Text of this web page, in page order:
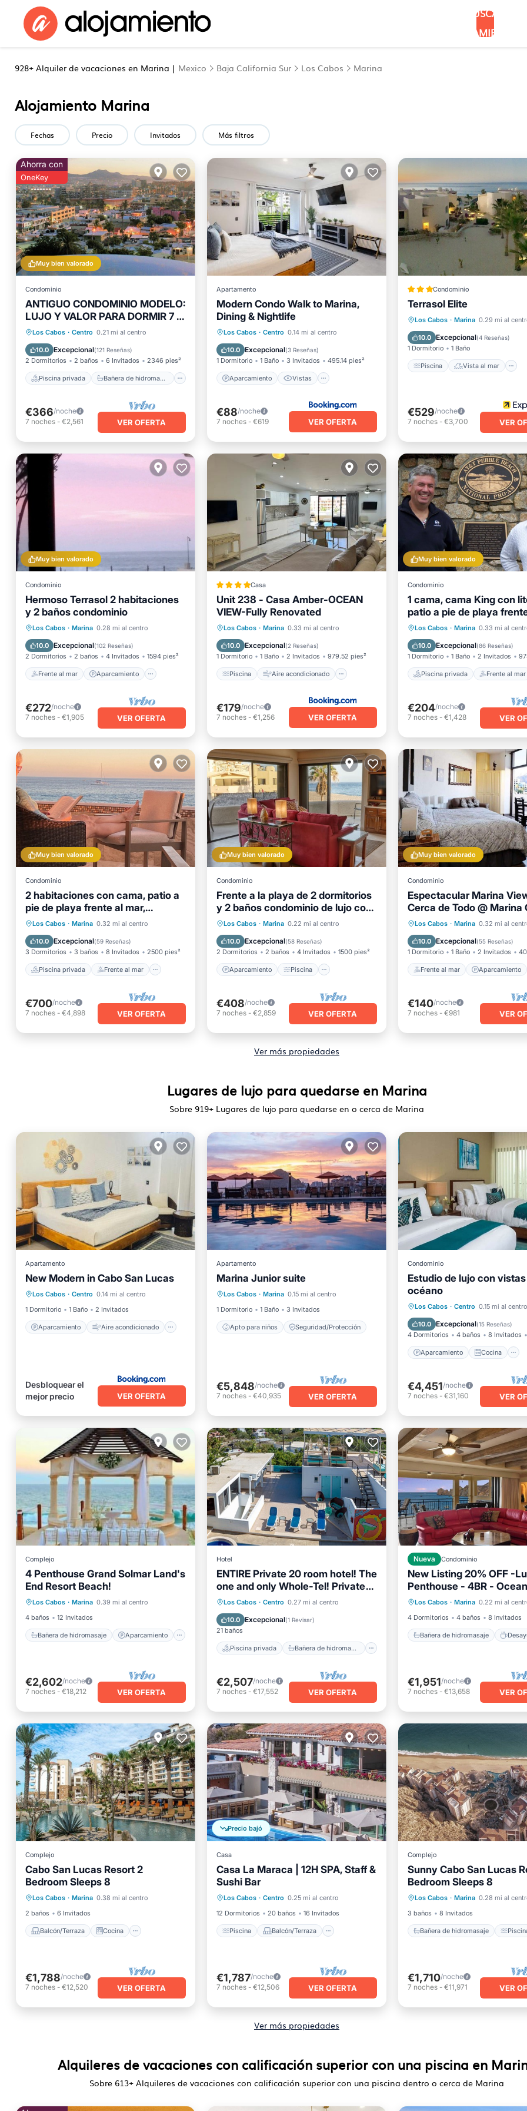
BUSCAR
ALOJAMIENTOS
928+ Alquiler de vacaciones en Marina | Mexico Baja California Sur Los Cabos Marina
Alojamiento Marina
Fechas Precio Invitados Más filtros
Muy bien valorado
Ahorra con
OneKey
Condominio
ANTIGUO CONDOMINIO MODELO:
LUJO Y VALOR PARA DORMIR 7 -
¡CAMINA POR TODAS PARTES!
Los Cabos · Centro 0.21 mi al centro
10.0 Excepcional(121 Reseñas)
2 Dormitorios 2 baños 6 Invitados 2346 pies²
Piscina privada Bañera de hidromasaje
Piscina privada
Bañera de hidromasaje
Desayuno
Aparcamiento
€366/noche
7 noches - €2,561 VER OFERTA
Apartamento
Modern Condo Walk to Marina,
Dining & Nightlife
Los Cabos · Centro 0.14 mi al centro
10.0 Excepcional(3 Reseñas)
1 Dormitorio 1 Baño 3 Invitados 495.14 pies²
Aparcamiento Vistas
Aparcamiento
Vistas
Aire acondicionado
€88/noche
7 noches- €619 VER OFERTA
Condominio
Terrasol Elite
Los Cabos · Marina 0.29 mi al
10.0 Excepcional(4 Reseñas)
1 Dormitorio 1 Baño
Piscina Vista al mar
Piscina
Vista al mar
Balcón/Terraza
Vistas
€529/noche
7 noches- €3,700 VER
Muy bien valorado
Condominio
Hermoso Terrasol 2 habitaciones
y 2 baños condominio
Los Cabos · Marina 0.28 mi al centro
10.0 Excepcional(102 Reseñas)
2 Dormitorios 2 baños 4 Invitados 1594 pies²
Frente al mar Aparcamiento
Frente al mar
Aparcamiento
Piscina
Vista al mar
€272/noche
7 noches - €1,905 VER OFERTA
Casa
Unit 238 - Casa Amber-OCEAN
VIEW-Fully Renovated
Los Cabos · Marina 0.33 mi al centro
10.0 Excepcional(2 Reseñas)
1 Dormitorio 1 Baño 2 Invitados 979.52 pies²
Piscina Aire acondicionado
Piscina
Aire acondicionado
Internet
Apto para niños
€179/noche
7 noches- €1,256 VER OFERTA
Muy bien valorado
Condominio
1 cama, cama King con
patio a pie de playa
recientemente renovado
Los Cabos · Marina 0.33 mi al
10.0 Excepcional(86 Reseñas)
1 Dormitorio 1 Baño 2 Invitados
Piscina privada Frente al mar
Piscina privada
Frente al
Aparcamiento
Piscina
€204/noche
7 noches- €1,428 VER
Muy bien valorado
Condominio
2 habitaciones con cama, patio a
pie de playa frente al mar,
recientemente renovado.
Los Cabos · Marina 0.32 mi al centro
10.0 Excepcional(59 Reseñas)
3 Dormitorios 3 baños 8 Invitados 2500 pies²
Piscina privada Frente al mar
Piscina privada
Frente al mar
Aparcamiento
Piscina
€700/noche
7 noches - €4,898 VER OFERTA
Muy bien valorado
Condominio
Frente a la playa de 2 dormitorios
y 2 baños condominio de lujo con
impresionantes vistas. (Nuevo
listado)
Los Cabos · Marina 0.22 mi al centro
10.0 Excepcional(58 Reseñas)
2 Dormitorios 2 baños 4 Invitados 1500 pies²
Aparcamiento Piscina
Aparcamiento
Piscina
Vista al mar
Balcón/Terraza
€408/noche
7 noches- €2,859 VER OFERTA
Muy bien valorado
Condominio
Espectacular Marina
Cerca de Todo @ Marina
Plaza - WIFI
Los Cabos · Marina 0.32 mi al
10.0 Excepcional(55 Reseñas)
1 Dormitorio 1 Baño 2 Invitados
Frente al mar Aparcamiento
Frente al mar
Piscina
Vista al mar
€140/noche
7 noches- €981 VER
Ver más propiedades
Lugares de lujo para quedarse en Marina
Sobre 919+ Lugares de lujo para quedarse en o cerca de Marina
Apartamento
New Modern in Cabo San Lucas
Los Cabos · Centro 0.14 mi al centro
1 Dormitorio
1 Baño 2 Invitados
Aparcamiento Aire acondicionado
Aparcamiento
Aire acondicionado
Internet
Apto para niños
Desbloquear el
mejor precio
VER OFERTA
Apartamento
Marina Junior suite
Los Cabos · Marina 0.15 mi al centro
1 Dormitorio
1 Baño 3 Invitados
Apto para niños Seguridad/Protección
Apto para niños
Seguridad/Protección
€5,848/noche
7 noches- €40,935 VER OFERTA
Condominio
Estudio de lujo con
océano
Los Cabos · Centro 0.15 mi al centro
10.0 Excepcional(15 Reseñas)
4 Dormitorios 4 baños 8 Invitados
Aparcamiento Cocina
Aparcamiento
Cocina
Aire acondicionado
€4,451/noche
7 noches- €31,160 VER
Complejo
4 Penthouse Grand Solmar Land's
End Resort Beach!
Los Cabos · Marina 0.39 mi al centro
4 baños
12 Invitados
Bañera de hidromasaje Aparcamiento
Bañera de hidromasaje
Aparcamiento
Piscina
Balcón/Terraza
€2,602/noche
7 noches - €18,212 VER OFERTA
Hotel
ENTIRE Private 20 room hotel! The
one and only Whole-Tel! Private
for your group
Los Cabos · Centro 0.27 mi al centro
10.0 Excepcional(1 Revisar)
21 baños
Piscina privada Bañera de hidromasaje
Piscina privada
Bañera de hidromasaje
Aparcamiento
Piscina
€2,507/noche
7 noches- €17,552 VER OFERTA
Nueva Condominio
New Listing 20% OFF -
Penthouse - 4BR -
Medano Beach
Los Cabos · Marina 0.22 mi al
4 Dormitorios
4 baños 8 Invitados
Bañera de hidromasaje
Bañera de hidromasaje
Aparcamiento
Piscina
€1,951/noche
7 noches- €13,658 VER
Complejo
Cabo San Lucas Resort 2
Bedroom Sleeps 8
Los Cabos · Marina 0.38 mi al centro
2 baños
6 Invitados
Balcón/Terraza Cocina
Balcón/Terraza
Aire acondicionado
Internet
€1,788/noche
7 noches - €12,520 VER OFERTA
Precio bajó
Casa
Casa La Maraca | 12H SPA, Staff &
Sushi Bar
Los Cabos · Centro 0.25 mi al centro
12 Dormitorios
20 baños 16 Invitados
Piscina Balcón/Terraza
Piscina
Cocina
Aire acondicionado
€1,787/noche
7 noches- €12,506 VER OFERTA
Complejo
Sunny Cabo San Lucas
Bedroom Sleeps 8
Los Cabos · Marina 0.28 mi al
3 baños
8 Invitados
Bañera de hidromasaje
Bañera de hidromasaje
Cocina
Aire
€1,710/noche
7 noches- €11,971 VER
Ver más propiedades
Alquileres de vacaciones con calificación superior con una piscina en
Sobre 613+ Alquileres de vacaciones con calificación superior con una piscina dentro o cerca de Marina